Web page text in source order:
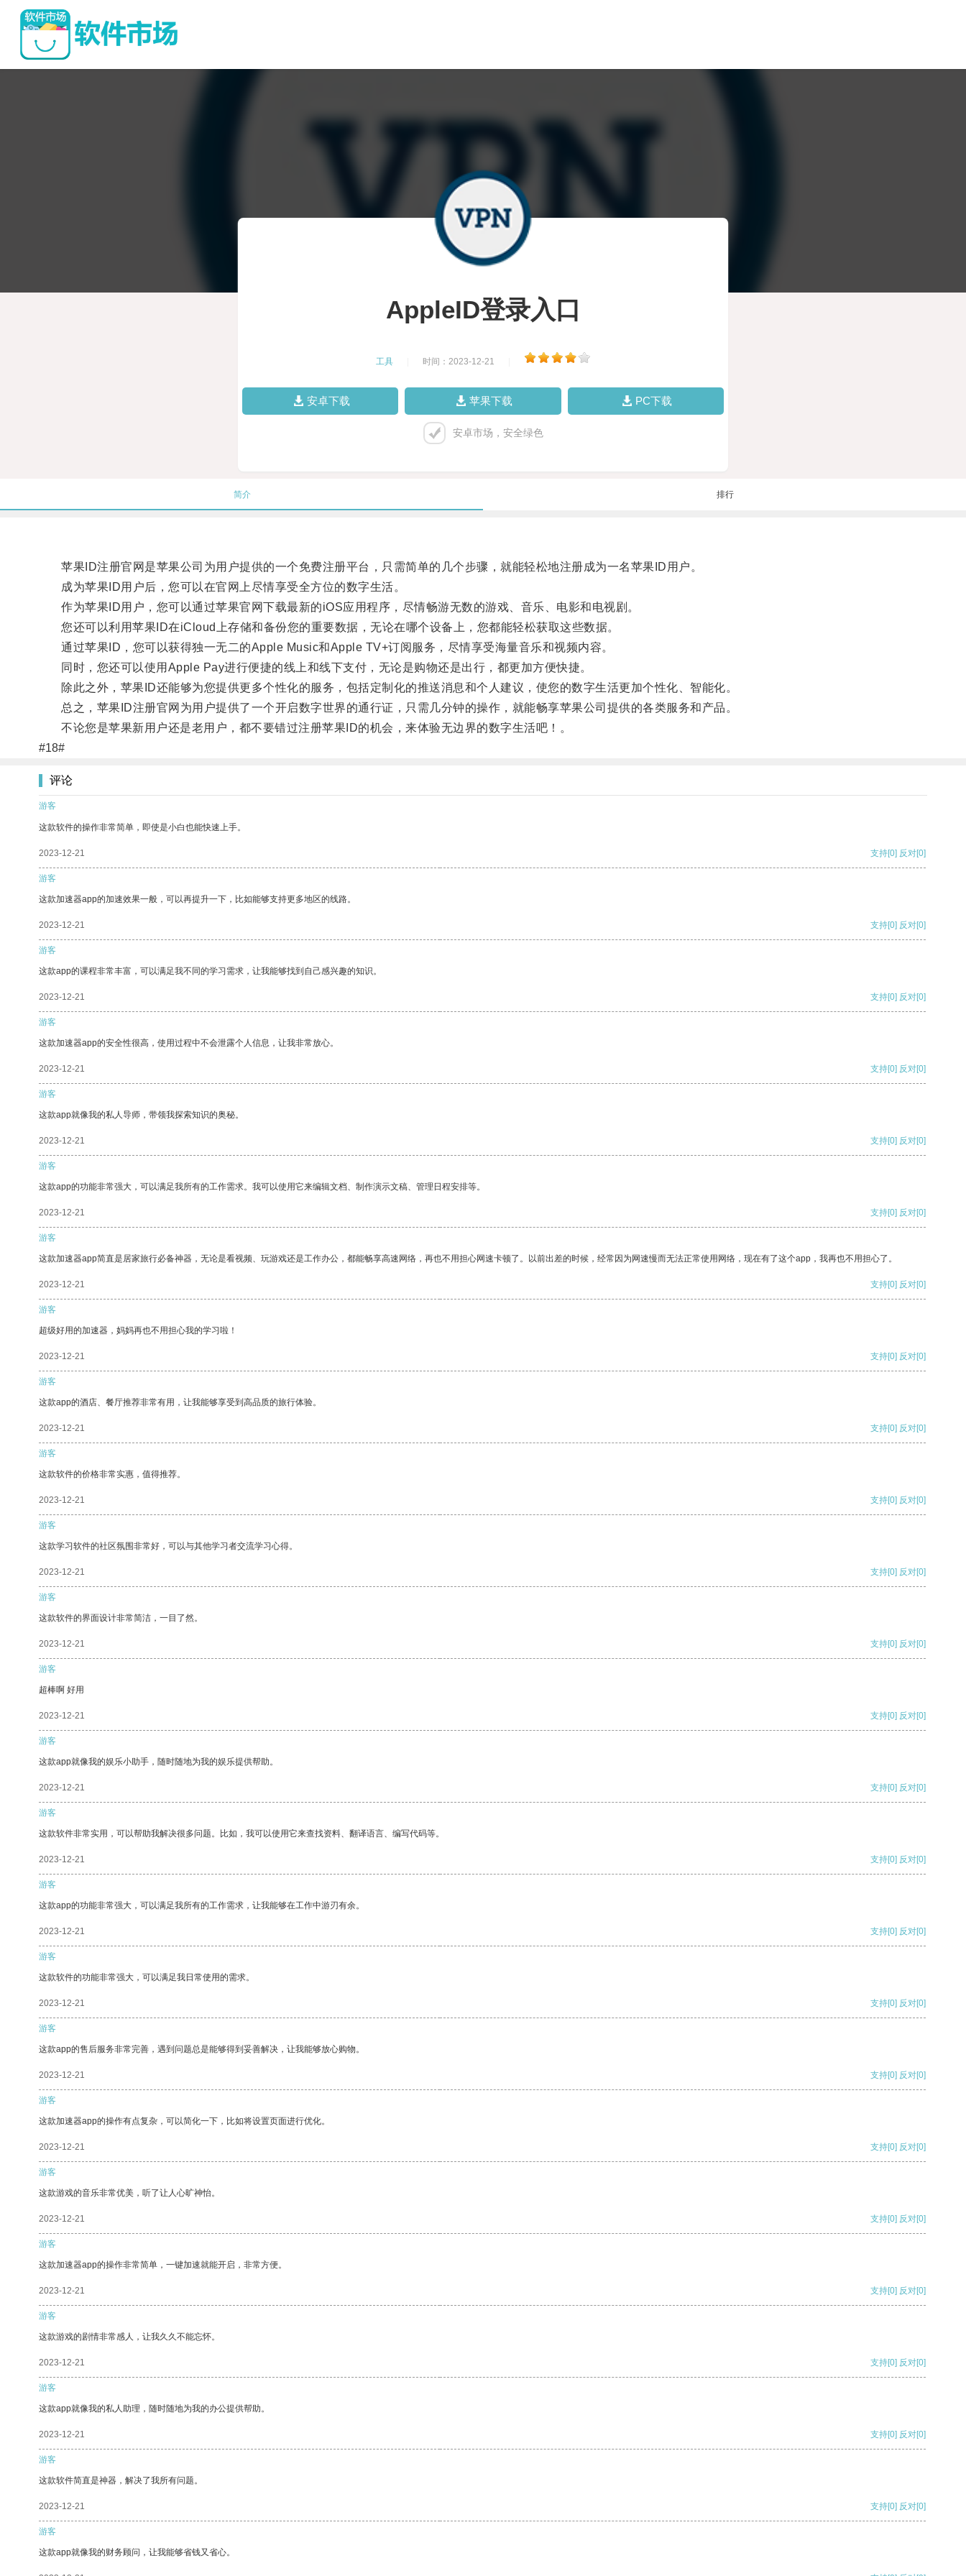
AppleID登录入口
工具 时间：2023-12-21
安卓下载 苹果下载 PC下载
安卓市场，安全绿色
简介 排行
苹果ID注册官网是苹果公司为用户提供的一个免费注册平台，只需简单的几个步骤，就能轻松地注册成为一名苹果ID用户。
成为苹果ID用户后，您可以在官网上尽情享受全方位的数字生活。
作为苹果ID用户，您可以通过苹果官网下载最新的iOS应用程序，尽情畅游无数的游戏、音乐、电影和电视剧。
您还可以利用苹果ID在iCloud上存储和备份您的重要数据，无论在哪个设备上，您都能轻松获取这些数据。
通过苹果ID，您可以获得独一无二的Apple Music和Apple TV+订阅服务，尽情享受海量音乐和视频内容。
同时，您还可以使用Apple Pay进行便捷的线上和线下支付，无论是购物还是出行，都更加方便快捷。
除此之外，苹果ID还能够为您提供更多个性化的服务，包括定制化的推送消息和个人建议，使您的数字生活更加个性化、智能化。
总之，苹果ID注册官网为用户提供了一个开启数字世界的通行证，只需几分钟的操作，就能畅享苹果公司提供的各类服务和产品。
不论您是苹果新用户还是老用户，都不要错过注册苹果ID的机会，来体验无边界的数字生活吧！。
#18#
评论
游客
这款软件的操作非常简单，即使是小白也能快速上手。
2023-12-21 支持[0] 反对[0]
游客
这款加速器app的加速效果一般，可以再提升一下，比如能够支持更多地区的线路。
2023-12-21 支持[0] 反对[0]
游客
这款app的课程非常丰富，可以满足我不同的学习需求，让我能够找到自己感兴趣的知识。
2023-12-21 支持[0] 反对[0]
游客
这款加速器app的安全性很高，使用过程中不会泄露个人信息，让我非常放心。
2023-12-21 支持[0] 反对[0]
游客
这款app就像我的私人导师，带领我探索知识的奥秘。
2023-12-21 支持[0] 反对[0]
游客
这款app的功能非常强大，可以满足我所有的工作需求。我可以使用它来编辑文档、制作演示文稿、管理日程安排等。
2023-12-21 支持[0] 反对[0]
游客
这款加速器app简直是居家旅行必备神器，无论是看视频、玩游戏还是工作办公，都能畅享高速网络，再也不用担心网速卡顿了。以前出差的时候，经常因为网速慢而无法正常使用网络，现在有了这个app，我再也不用担心了。
2023-12-21 支持[0] 反对[0]
游客
超级好用的加速器，妈妈再也不用担心我的学习啦！
2023-12-21 支持[0] 反对[0]
游客
这款app的酒店、餐厅推荐非常有用，让我能够享受到高品质的旅行体验。
2023-12-21 支持[0] 反对[0]
游客
这款软件的价格非常实惠，值得推荐。
2023-12-21 支持[0] 反对[0]
游客
这款学习软件的社区氛围非常好，可以与其他学习者交流学习心得。
2023-12-21 支持[0] 反对[0]
游客
这款软件的界面设计非常简洁，一目了然。
2023-12-21 支持[0] 反对[0]
游客
超棒啊 好用
2023-12-21 支持[0] 反对[0]
游客
这款app就像我的娱乐小助手，随时随地为我的娱乐提供帮助。
2023-12-21 支持[0] 反对[0]
游客
这款软件非常实用，可以帮助我解决很多问题。比如，我可以使用它来查找资料、翻译语言、编写代码等。
2023-12-21 支持[0] 反对[0]
游客
这款app的功能非常强大，可以满足我所有的工作需求，让我能够在工作中游刃有余。
2023-12-21 支持[0] 反对[0]
游客
这款软件的功能非常强大，可以满足我日常使用的需求。
2023-12-21 支持[0] 反对[0]
游客
这款app的售后服务非常完善，遇到问题总是能够得到妥善解决，让我能够放心购物。
2023-12-21 支持[0] 反对[0]
游客
这款加速器app的操作有点复杂，可以简化一下，比如将设置页面进行优化。
2023-12-21 支持[0] 反对[0]
游客
这款游戏的音乐非常优美，听了让人心旷神怡。
2023-12-21 支持[0] 反对[0]
游客
这款加速器app的操作非常简单，一键加速就能开启，非常方便。
2023-12-21 支持[0] 反对[0]
游客
这款游戏的剧情非常感人，让我久久不能忘怀。
2023-12-21 支持[0] 反对[0]
游客
这款app就像我的私人助理，随时随地为我的办公提供帮助。
2023-12-21 支持[0] 反对[0]
游客
这款软件简直是神器，解决了我所有问题。
2023-12-21 支持[0] 反对[0]
游客
这款app就像我的财务顾问，让我能够省钱又省心。